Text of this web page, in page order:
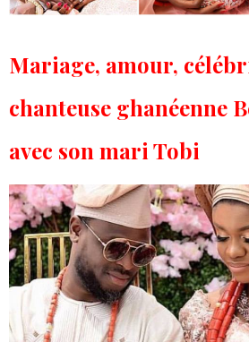
Mariage, amour,
chanteuse ghanéenne
avec son mari Tobi